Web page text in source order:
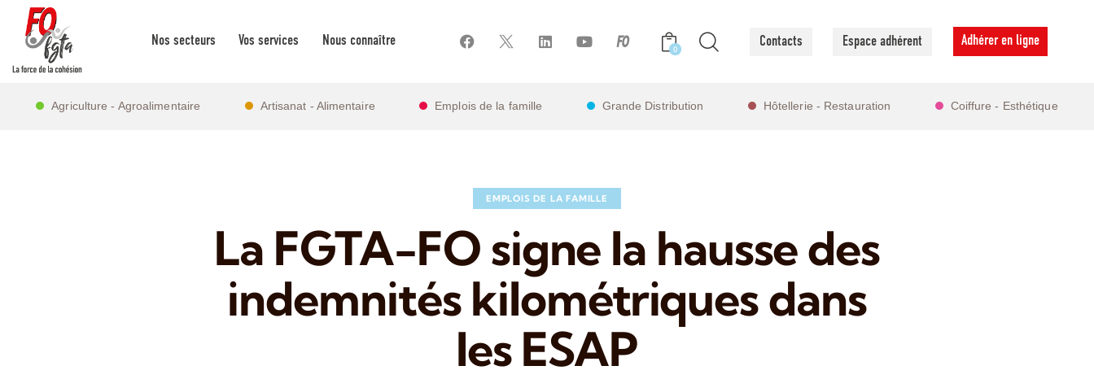
Nos secteurs Vos services Nous connaître
0 Contacts Espace adhérent Adhérer en ligne
Agriculture - Agroalimentaire Artisanat - Alimentaire Emplois de la famille Grande Distribution Hôtellerie - Restauration Coiffure - Esthétique
EMPLOIS DE LA FAMILLE
La FGTA-FO signe la hausse des
indemnités kilométriques dans
les ESAP